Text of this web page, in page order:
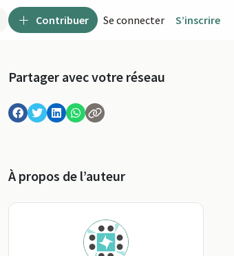
Contribuer Se connecter S’inscrire
Partager avec votre réseau
À propos de l’auteur